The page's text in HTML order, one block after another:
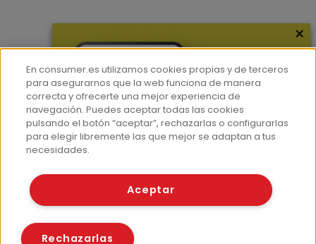
Hemeroteca
Contacto
Prensa
Corpus Lingüístico Consumer
© Fundación EROSKI
Políticas de cookies
×
En consumer.es utilizamos cookies propias y de terceros
para asegurarnos que la web funciona de manera
correcta y ofrecerte una mejor experiencia de
navegación. Puedes aceptar todas las cookies
pulsando el botón “aceptar”, rechazarlas o configurarlas
para elegir libremente las que mejor se adaptan a tus
necesidades.
Aceptar
Rechazarlas